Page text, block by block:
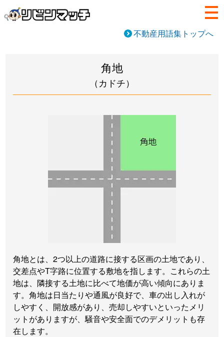
不動産用語集トップへ
角地
（カドチ）
角地とは、2つ以上の道路に接する区画の土地であり、
交差点やT字路に位置する敷地を指します。これらの土
地は、隣接する土地に比べて地価が高い傾向にありま
す。角地は日当たりや通風が良好で、車の出し入れが
しやすく、開放感があり、売却しやすいといったメリ
ットがありますが、騒音や安全面でのデメリットも存
在します。